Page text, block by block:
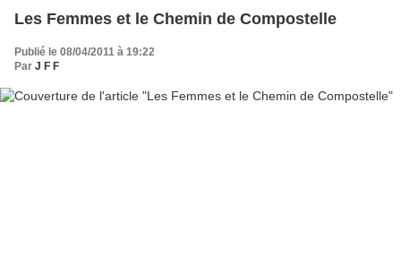
Les Femmes et le Chemin de Compostelle
Publié le 08/04/2011 à 19:22
Par J F F